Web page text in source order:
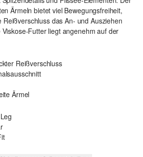
Ärmeln bietet viel Bewegungsfreiheit,
das An- und Ausziehen
Futter liegt angenehm auf der
Reißverschluss
Ärmel